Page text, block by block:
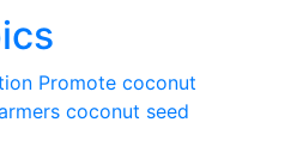
Promote coconut
coconut seed